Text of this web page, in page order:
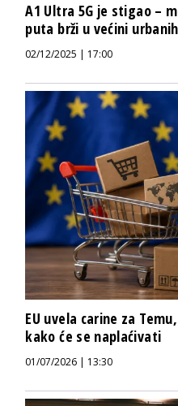
A1 Ultra 5G je stigao –
puta brži u većini
02/12/2025 | 17:00
EU uvela carine za
kako će se naplaćivati
01/07/2026 | 13:30